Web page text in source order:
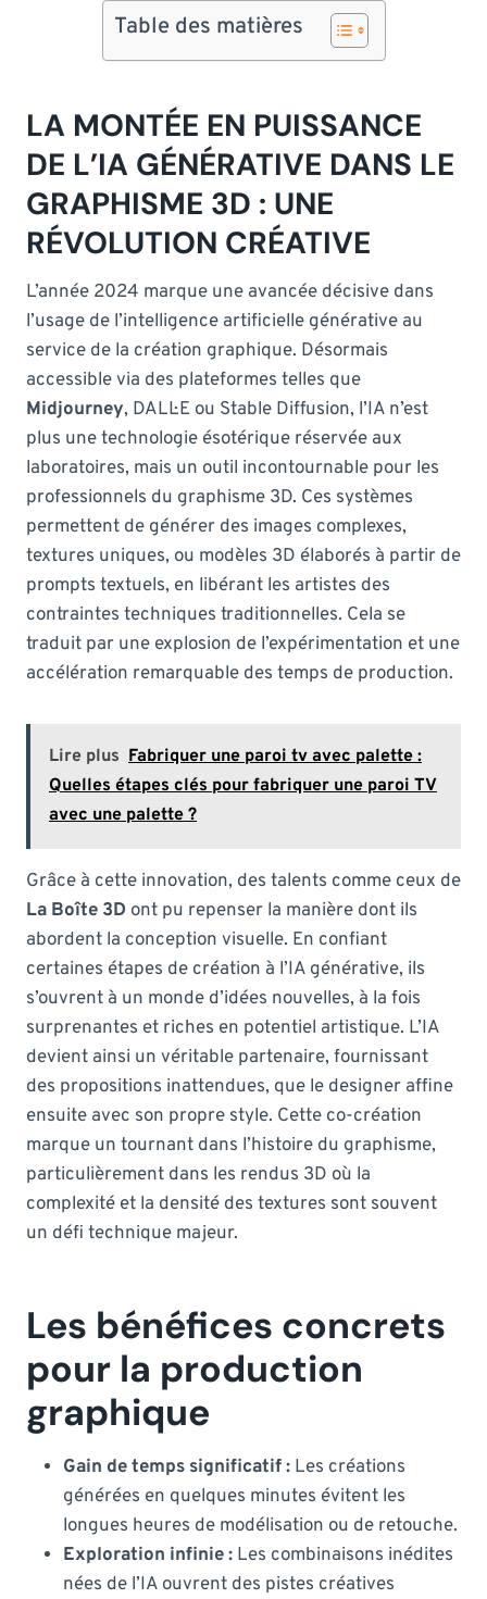
Table des matières
LA MONTÉE EN PUISSANCE
DE L’IA GÉNÉRATIVE DANS LE
GRAPHISME 3D : UNE
RÉVOLUTION CRÉATIVE
L’année 2024 marque une avancée décisive dans
l’usage de l’intelligence artificielle générative au
service de la création graphique. Désormais
accessible via des plateformes telles que
Midjourney, DALL·E ou Stable Diffusion, l’IA n’est
plus une technologie ésotérique réservée aux
laboratoires, mais un outil incontournable pour les
professionnels du graphisme 3D. Ces systèmes
permettent de générer des images complexes,
textures uniques, ou modèles 3D élaborés à partir de
prompts textuels, en libérant les artistes des
contraintes techniques traditionnelles. Cela se
traduit par une explosion de l’expérimentation et une
accélération remarquable des temps de production.
Lire plus Fabriquer une paroi tv avec palette :
Quelles étapes clés pour fabriquer une paroi TV
avec une palette ?
Grâce à cette innovation, des talents comme ceux de
La Boîte 3D ont pu repenser la manière dont ils
abordent la conception visuelle. En confiant
certaines étapes de création à l’IA générative, ils
s’ouvrent à un monde d’idées nouvelles, à la fois
surprenantes et riches en potentiel artistique. L’IA
devient ainsi un véritable partenaire, fournissant
des propositions inattendues, que le designer affine
ensuite avec son propre style. Cette co-création
marque un tournant dans l’histoire du graphisme,
particulièrement dans les rendus 3D où la
complexité et la densité des textures sont souvent
un défi technique majeur.
Les bénéfices concrets
pour la production
graphique
Gain de temps significatif : Les créations
générées en quelques minutes évitent les
longues heures de modélisation ou de retouche.
Exploration infinie : Les combinaisons inédites
nées de l’IA ouvrent des pistes créatives